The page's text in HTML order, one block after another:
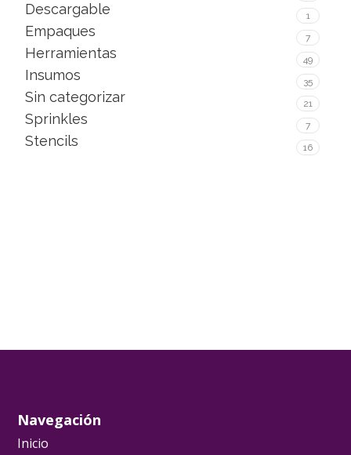
Descargable 1
Empaques 7
Herramientas 49
Insumos 35
Sin categorizar 21
Sprinkles 7
Stencils 16
Navegación
Inicio